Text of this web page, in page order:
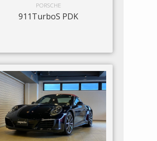
PORSCHE
911TurboS PDK